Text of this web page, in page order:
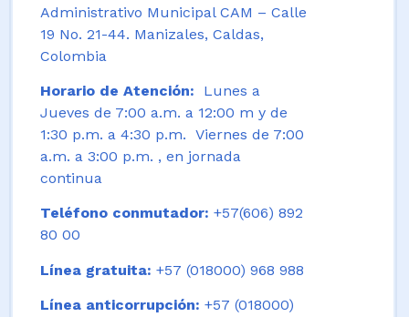
Administrativo Municipal CAM – Calle
19 No. 21-44. Manizales, Caldas,
Colombia
Horario de Atención:
Lunes a
Jueves de 7:00 a.m. a 12:00 m y de
1:30 p.m. a 4:30 p.m. Viernes de 7:00
a.m. a 3:00 p.m. , en jornada
continua
Teléfono conmutador: +57(606) 892
80 00
Línea gratuita: +57 (018000) 968 988
Línea anticorrupción: +57 (018000)